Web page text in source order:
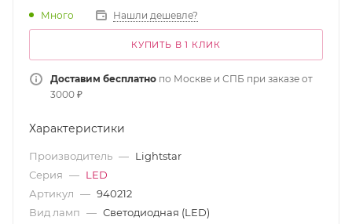
Много Нашли дешевле?
КУПИТЬ В 1 КЛИК
Доставим бесплатно по Москве и СПБ при заказе от
3000 ₽
Характеристики
Производитель — Lightstar
Серия — LED
Артикул — 940212
Вид ламп — Светодиодная (LED)